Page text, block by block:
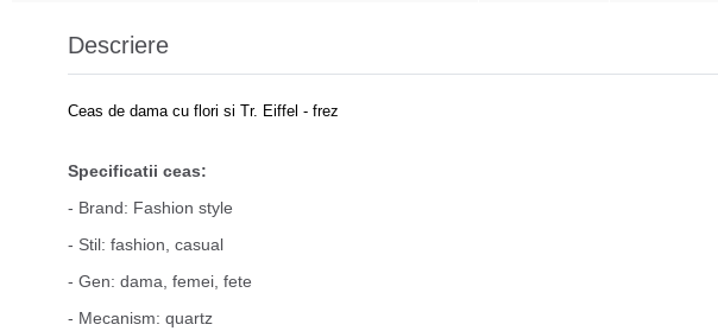
Descriere
Ceas de dama cu flori si Tr. Eiffel - frez
Specificatii ceas:
- Brand: Fashion style
- Stil: fashion, casual
- Gen: dama, femei, fete
- Mecanism: quartz